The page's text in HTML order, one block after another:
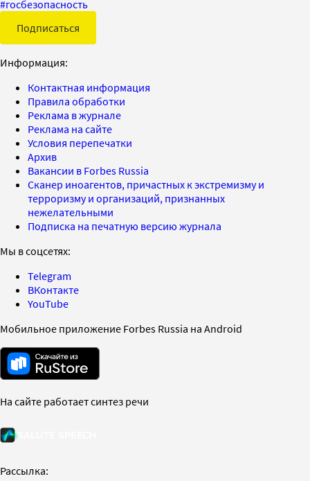
#госбезопасность
Подписаться
Информация:
Контактная информация
Правила обработки
Реклама в журнале
Реклама на сайте
Условия перепечатки
Архив
Вакансии в Forbes Russia
Сканер иноагентов, причастных к экстремизму и
терроризму и организаций, признанных
нежелательными
Подписка на печатную версию журнала
Мы в соцсетях:
Telegram
ВКонтакте
YouTube
Мобильное приложение Forbes Russia на Android
На сайте работает синтез речи
Рассылка: